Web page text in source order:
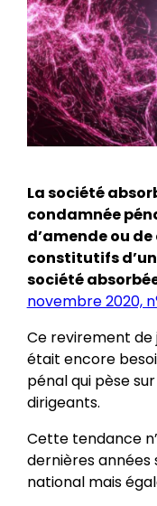
La société
condamnée
d’amende ou
constitutifs
société
novembre 2020,
Ce revirement de
était encore
pénal qui pèse
dirigeants.
Cette tendance
dernières années
national mais